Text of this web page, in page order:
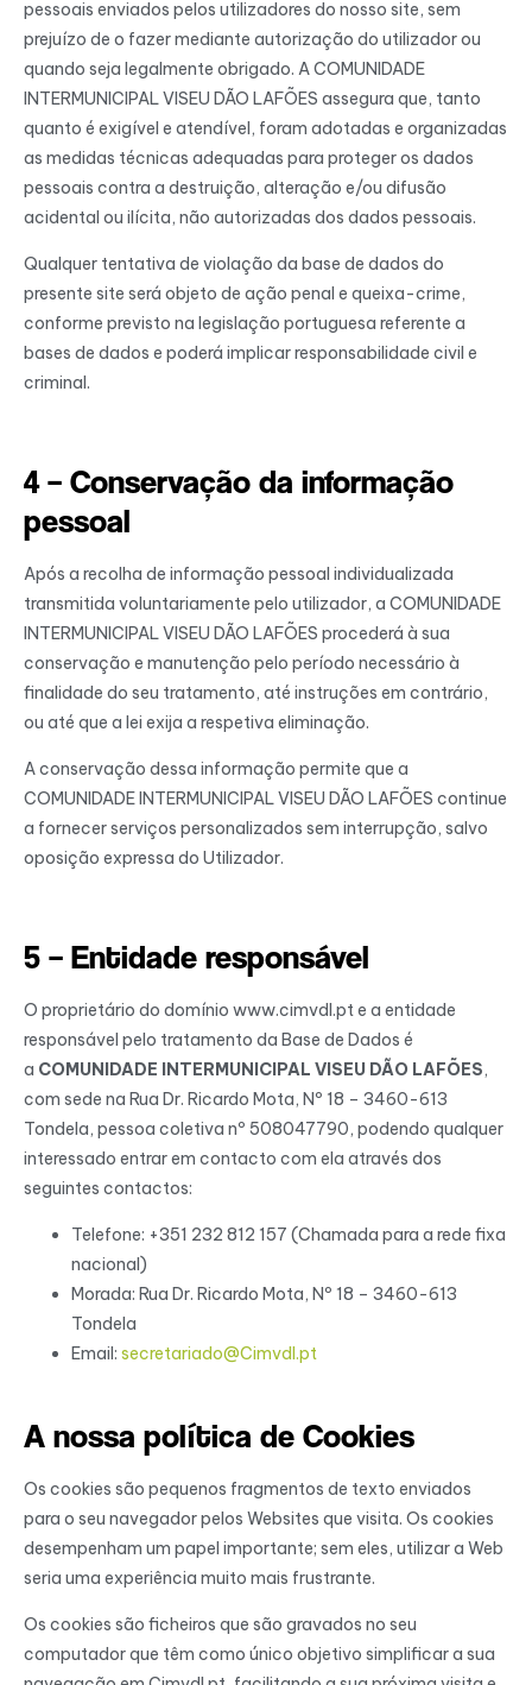
pessoais enviados pelos utilizadores do nosso site, sem
prejuízo de o fazer mediante autorização do utilizador ou
quando seja legalmente obrigado. A COMUNIDADE
INTERMUNICIPAL VISEU DÃO LAFÕES assegura que, tanto
quanto é exigível e atendível, foram adotadas e organizadas
as medidas técnicas adequadas para proteger os dados
pessoais contra a destruição, alteração e/ou difusão
acidental ou ilícita, não autorizadas dos dados pessoais.
Qualquer tentativa de violação da base de dados do
presente site será objeto de ação penal e queixa-crime,
conforme previsto na legislação portuguesa referente a
bases de dados e poderá implicar responsabilidade civil e
criminal.
4 – Conservação da informação
pessoal
Após a recolha de informação pessoal individualizada
transmitida voluntariamente pelo utilizador, a COMUNIDADE
INTERMUNICIPAL VISEU DÃO LAFÕES procederá à sua
conservação e manutenção pelo período necessário à
finalidade do seu tratamento, até instruções em contrário,
ou até que a lei exija a respetiva eliminação.
A conservação dessa informação permite que a
COMUNIDADE INTERMUNICIPAL VISEU DÃO LAFÕES continue
a fornecer serviços personalizados sem interrupção, salvo
oposição expressa do Utilizador.
5 – Entidade responsável
O proprietário do domínio www.cimvdl.pt e a entidade
responsável pelo tratamento da Base de Dados é
a COMUNIDADE INTERMUNICIPAL VISEU DÃO LAFÕES,
com sede na Rua Dr. Ricardo Mota, Nº 18 – 3460-613
Tondela, pessoa coletiva nº 508047790, podendo qualquer
interessado entrar em contacto com ela através dos
seguintes contactos:
Telefone: +351 232 812 157 (Chamada para a rede fixa
nacional)
Morada: Rua Dr. Ricardo Mota, Nº 18 – 3460-613
Tondela
Email: secretariado@Cimvdl.pt
A nossa política de Cookies
Os cookies são pequenos fragmentos de texto enviados
para o seu navegador pelos Websites que visita. Os cookies
desempenham um papel importante; sem eles, utilizar a Web
seria uma experiência muito mais frustrante.
Os cookies são ficheiros que são gravados no seu
computador que têm como único objetivo simplificar a sua